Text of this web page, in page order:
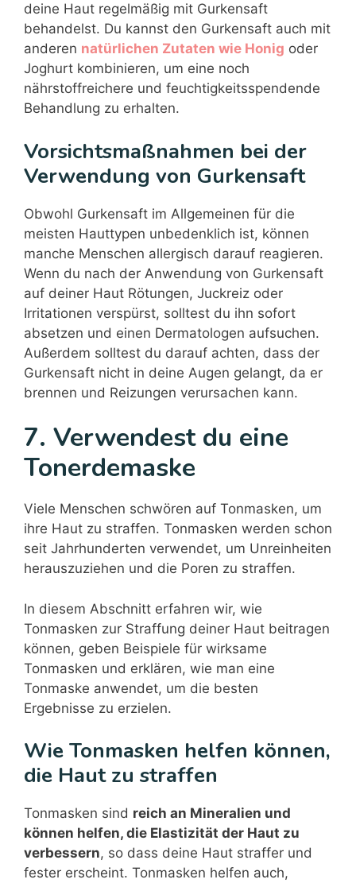
deine Haut regelmäßig mit Gurkensaft
behandelst. Du kannst den Gurkensaft auch mit
anderen natürlichen Zutaten wie Honig oder
Joghurt kombinieren, um eine noch
nährstoffreichere und feuchtigkeitsspendende
Behandlung zu erhalten.
Vorsichtsmaßnahmen bei der
Verwendung von Gurkensaft
Obwohl Gurkensaft im Allgemeinen für die
meisten Hauttypen unbedenklich ist, können
manche Menschen allergisch darauf reagieren.
Wenn du nach der Anwendung von Gurkensaft
auf deiner Haut Rötungen, Juckreiz oder
Irritationen verspürst, solltest du ihn sofort
absetzen und einen Dermatologen aufsuchen.
Außerdem solltest du darauf achten, dass der
Gurkensaft nicht in deine Augen gelangt, da er
brennen und Reizungen verursachen kann.
7. Verwendest du eine
Tonerdemaske
Viele Menschen schwören auf Tonmasken, um
ihre Haut zu straffen. Tonmasken werden schon
seit Jahrhunderten verwendet, um Unreinheiten
herauszuziehen und die Poren zu straffen.
In diesem Abschnitt erfahren wir, wie
Tonmasken zur Straffung deiner Haut beitragen
können, geben Beispiele für wirksame
Tonmasken und erklären, wie man eine
Tonmaske anwendet, um die besten
Ergebnisse zu erzielen.
Wie Tonmasken helfen können,
die Haut zu straffen
Tonmasken sind reich an Mineralien und
können helfen, die Elastizität der Haut zu
verbessern, so dass deine Haut straffer und
fester erscheint. Tonmasken helfen auch,